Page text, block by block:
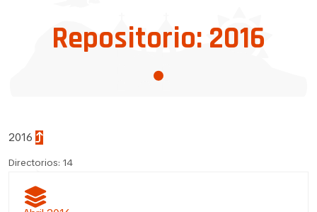
Repositorio: 2016
2016
Directorios: 14